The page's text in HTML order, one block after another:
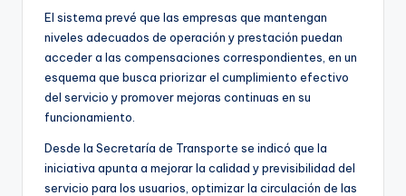
El sistema prevé que las empresas que mantengan
niveles adecuados de operación y prestación puedan
acceder a las compensaciones correspondientes, en un
esquema que busca priorizar el cumplimiento efectivo
del servicio y promover mejoras continuas en su
funcionamiento.
Desde la Secretaría de Transporte se indicó que la
iniciativa apunta a mejorar la calidad y previsibilidad del
servicio para los usuarios, optimizar la circulación de las